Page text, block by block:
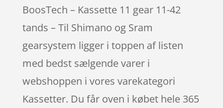
BoosTech – Kassette 11 gear 11-42
tands – Til Shimano og Sram
gearsystem ligger i toppen af listen
med bedst sælgende varer i
webshoppen i vores varekategori
Kassetter. Du får oven i købet hele 365